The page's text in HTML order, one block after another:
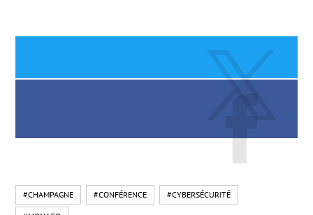
#CHAMPAGNE #CONFÉRENCE #CYBERSÉCURITÉ